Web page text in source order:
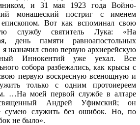
и 31 мая 1923 года Войно-
монашеский постриг с именем
Вот как вспоминал свою
службу святитель Лука: «На
день памяти равноапостольных
назначил свою первую архиерейскую
Иннокентий уже уехал. Все
собора разбежались, как крысы с
первую воскресную всенощную и
только с одним протоиереем
…На моей первой службе в алтаре
Андрей Уфимский; он
сумею служить без ошибок. Но, по
не было».